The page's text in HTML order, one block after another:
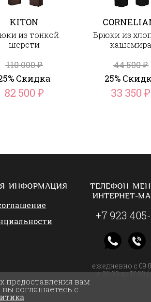
KITON
из тонкой
шерсти
110 000₽
Скидка
82 500 ₽
Брюки из
кашемира
44 500₽
25%
33 350 ₽
ИНФОРМАЦИЯ
ТЕЛЕФОН
ИНТЕРНЕТ-
+7 923
ежедневно с
с 05:00 до
предоставления вам
соглашаетесь с